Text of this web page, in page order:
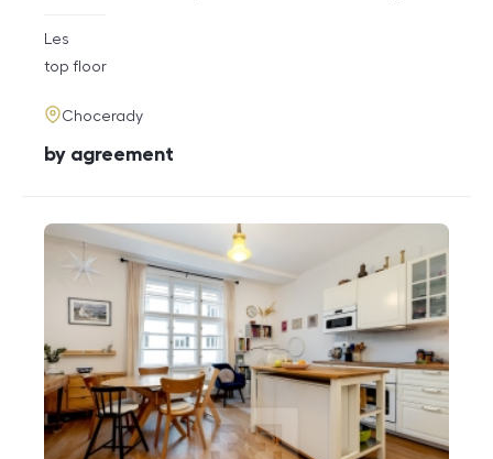
rozměry
disposition
Les
funkce
top floor
adresa
Chocerady
cena
by agreement